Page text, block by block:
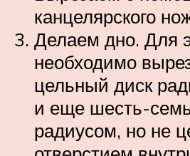
канцелярского
Делаем дно. Для
необходимо
цельный диск
и еще шесть-
радиусом, но не